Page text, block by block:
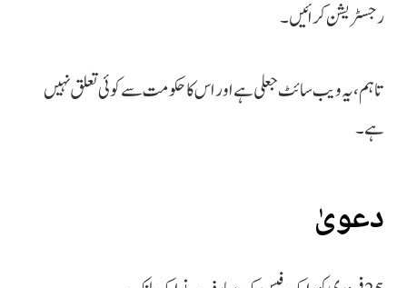
رجسٹریشن کرائیں۔
تاہم، یہ ویب سائٹ جعلی ہے اور اس کا حکومت سے کوئی تعلق نہیں
ہے۔
دعویٰ